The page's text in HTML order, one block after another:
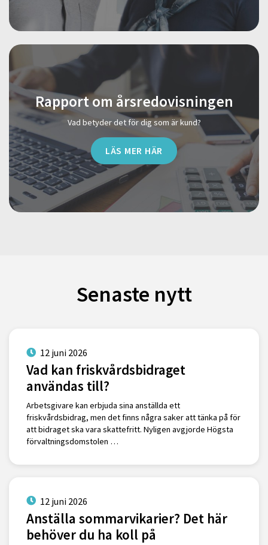
Rapport om årsredovisningen
Vad betyder det för dig som är kund?
LÄS MER HÄR
Senaste nytt
12 juni 2026
Vad kan friskvårdsbidraget
användas till?
Arbetsgivare kan erbjuda sina anställda ett
friskvårdsbidrag, men det finns några saker att tänka på för
att bidraget ska vara skattefritt. Nyligen avgjorde Högsta
förvaltningsdomstolen …
12 juni 2026
Anställa sommarvikarier? Det här
behöver du ha koll på